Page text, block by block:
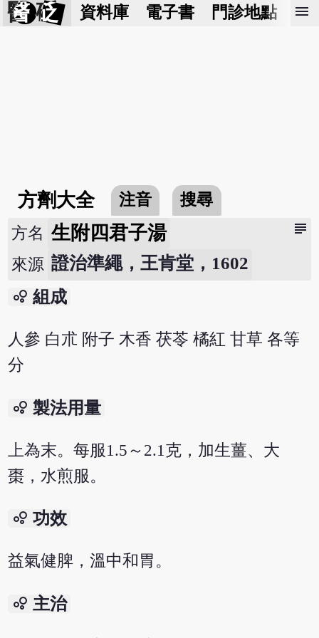
醫 砭 資料庫 電子書 門診地點 預
menu
方劑大全 注音 搜尋
subject
方名 生附四君子湯
來源 證治準繩，王肯堂，1602
bubble_chart 組成
人參 白朮 附子 木香 茯苓 橘紅 甘草 各等
分
bubble_chart 製法用量
上為末。每服1.5～2.1克，加生薑、大
棗，水煎服。
bubble_chart 功效
益氣健脾，溫中和胃。
bubble_chart 主治